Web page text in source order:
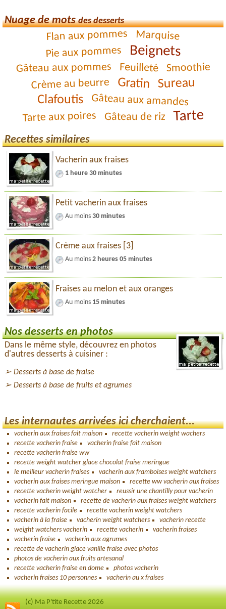
Nuage de motsdes desserts
Flan aux pommes Marquise
Pie aux pommes Beignets
Gâteau aux pommes Feuilleté Smoothie
Crème au beurre Gratin Sureau
Clafoutis Gâteau aux amandes
Tarte aux poires Gâteau de riz Tarte
Recettes similaires
Vacherin aux fraises
1 heure 30 minutes
Petit vacherin aux fraises
Au moins 30 minutes
Crème aux fraises [3]
Au moins 2 heures 05 minutes
Fraises au melon et aux oranges
Au moins 15 minutes
Nos desserts en photos
Dans le même style, découvrez en photos
d'autres desserts à cuisiner :
Desserts à base de fraise
Desserts à base de fruits et agrumes
Les internautes arrivées ici cherchaient...
vacherin aux fraises fait maison
recette vacherin weight wachers
recette vacherin fraise
vacherin fraise fait maison
recette vacherin fraise ww
recette weight watcher glace chocolat fraise meringue
le meilleur vacherin fraises
vacherin aux framboises weight watchers
vacherin aux fraises meringue maison
recette ww vacherin aux fraises
recette vacherin weight watcher
reussir une chantilly pour vacherin
vacherin fait maison
recette de vacherin aux fraises weight watchers
recette vacherin facile
recette vacherin weight watchers
vacherin à la fraise
vacherin weight watchers
vacherin recette
weight watchers vacherin
recette vacherin
vacherin fraises
vacherin fraise
vacherin aux agrumes
recette de vacherin glace vanille fraise avec photos
photos de vacherin aux fruits artesanal
recette vacherin fraise en dome
photos vacherin
vacherin fraises 10 personnes
vacherin au x fraises
(c) Ma P'tite Recette 2026